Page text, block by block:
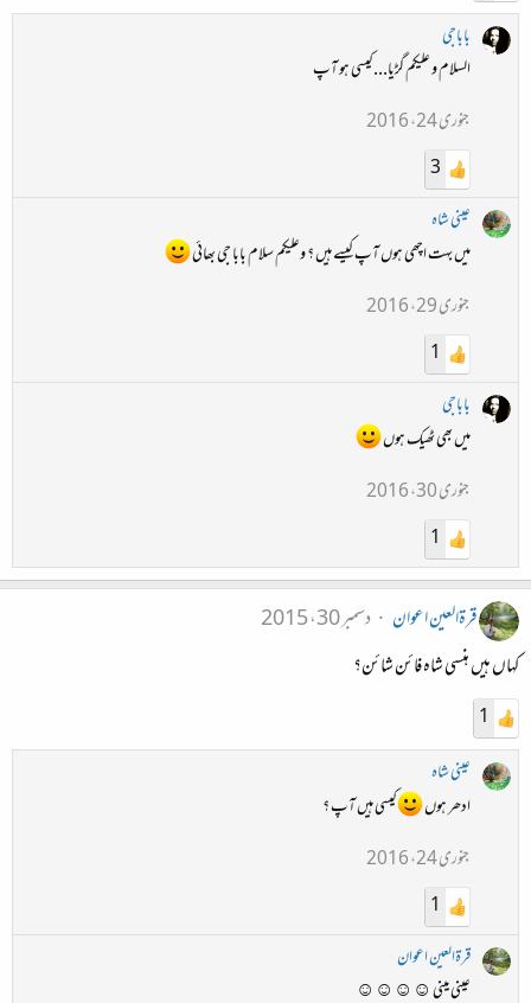
باباجی
السلام و علیکم گڑیا... کیسی ہو آپ
جنوری 24، 2016
3
عینی شاہ
میں بہت اچھی ہوں آپ کیسے ہیں ؟ وعلیکم سلام بابا جی بھائی
جنوری 29، 2016
1
باباجی
میں بھی ٹھیک ہوں
جنوری 30، 2016
1
قرۃالعین اعوان
دسمبر 30، 2015
کہاں ہیں ہنسی شاہ فائن شائن؟
1
عینی شاہ
ادھر ہوں
کیسی ہیں آپ ؟
جنوری 24، 2016
1
قرۃالعین اعوان
عینی مینی ☺☺☺☺